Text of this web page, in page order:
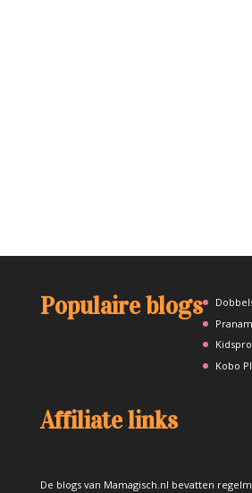
Populaire blogs
Kobo
Affiliate links
De blogs van Mamagisch.nl bevatten